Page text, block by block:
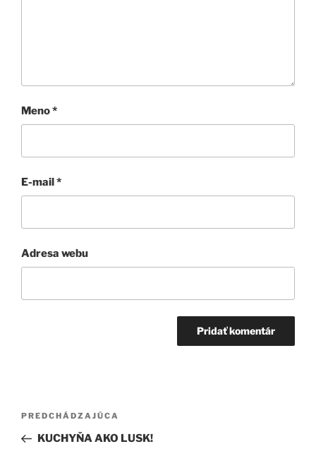
Meno*
E-mail*
Adresa webu
Navigácia
článku
Predchádzajúci
článok
PREDCHÁDZAJÚCA
KUCHYŇA AKO LUSK!